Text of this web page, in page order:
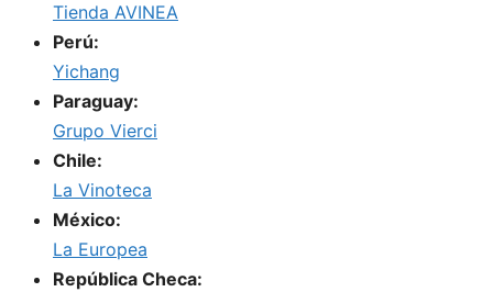
Tienda AVINEA
Perú:
Yichang
Paraguay:
Grupo Vierci
Chile:
La Vinoteca
México:
La Europea
República Checa: